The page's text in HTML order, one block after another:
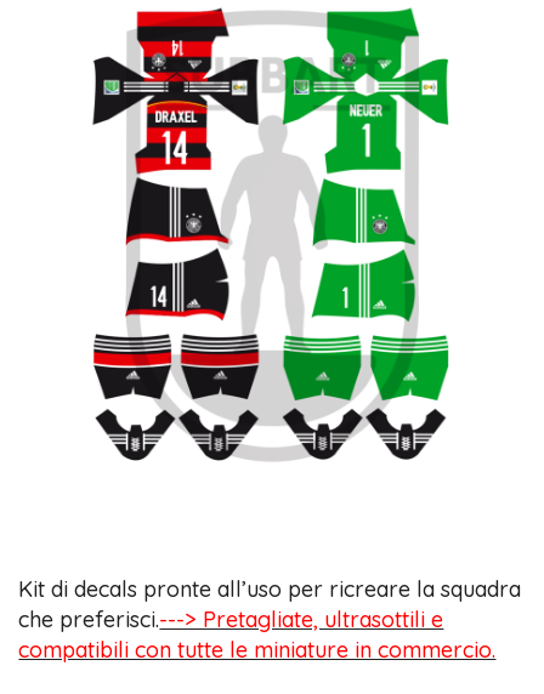
Kit di decals pronte all’uso per ricreare la squadra
che preferisci.---> Pretagliate, ultrasottili e
compatibili con tutte le miniature in commercio.